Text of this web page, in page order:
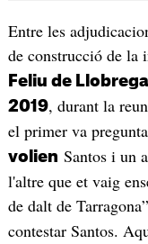
Entre les
de construcció de la
Feliu de
2019, durant la
el primer va
volien Santos i un
l'altre que et vaig
de dalt de
contestar Santos.